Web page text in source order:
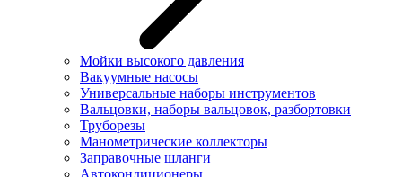
Мойки высокого давления
Вакуумные насосы
Универсальные наборы инструментов
Вальцовки, наборы вальцовок, разбортовки
Труборезы
Манометрические коллекторы
Заправочные шланги
Автокондиционеры